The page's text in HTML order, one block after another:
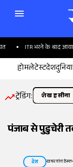
ITR भरने के बाद आया
होमलेटेस्टदेशदुनिया
ट्रेंडिंग: शेख हसीना
पंजाब से पुडुचेरी
देश खबरगांव डेस्क•